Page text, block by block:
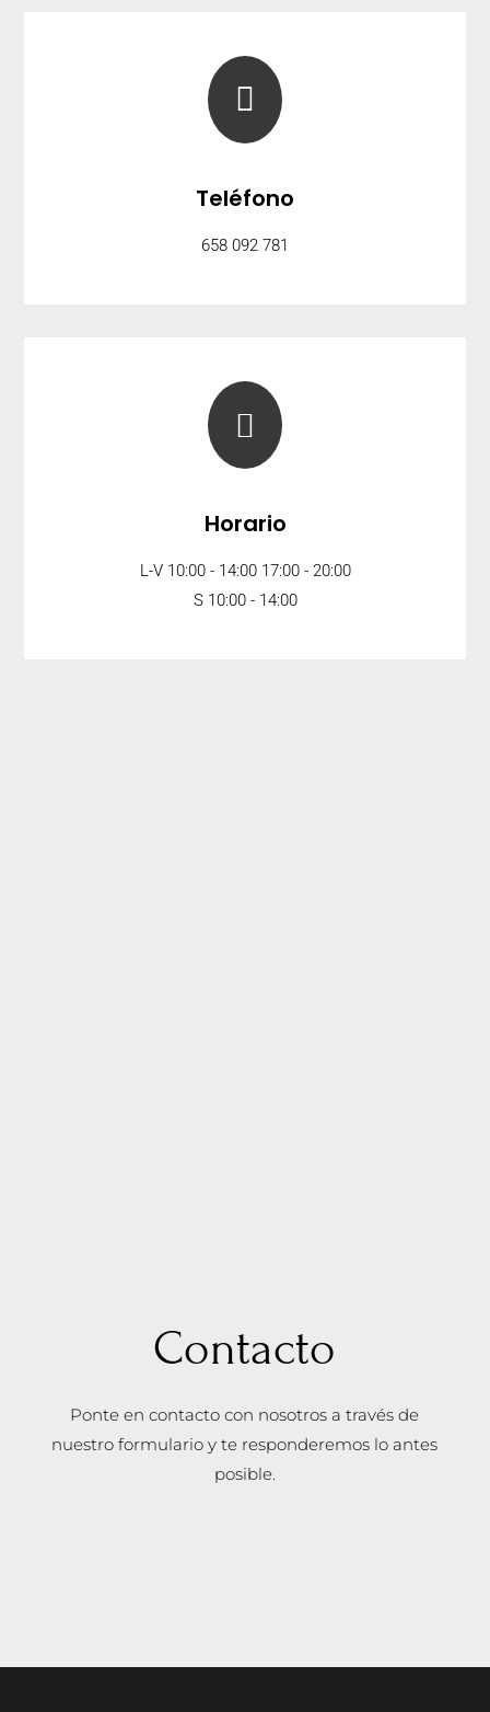

Teléfono
658 092 781

Horario
L-V 10:00 - 14:00 17:00 - 20:00
S 10:00 - 14:00
Contacto
Ponte en contacto con nosotros a través de
nuestro formulario y te responderemos lo antes
posible.